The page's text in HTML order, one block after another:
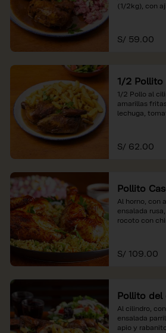
(1/2kg), con
*Nuestros
soles e
S/ 59.00
1/2 Pollito
1/2 Pollo al
amarillas
lechuga,
*Nuestros
soles e
S/ 62.00
Pollito
Al horno, con
ensalada
rocoto con
soles e
recargo al
S/ 109.00
Pollito del
Al cilindro,
ensalada
apio y